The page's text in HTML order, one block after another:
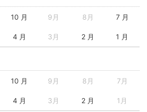
10 月 9月 8月 7 月
4 月 3月 2 月 1 月
10 月 9月 8月 7月
4 月 3月 2 月 1月